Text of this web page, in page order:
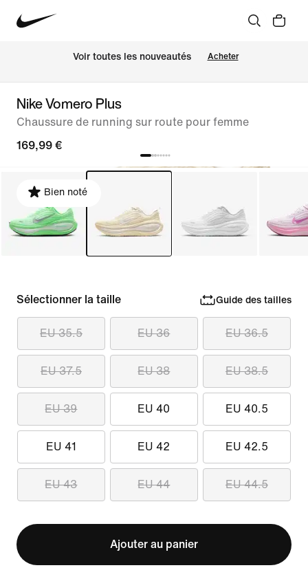
Voir toutes les nouveautés Acheter
Nike Vomero Plus
Chaussure de running sur route pour femme
169,99 €
Bien noté
Sélectionner la taille Guide des tailles
EU 35.5 EU 36 EU 36.5
EU 37.5 EU 38 EU 38.5
EU 39 EU 40 EU 40.5
EU 41 EU 42 EU 42.5
EU 43 EU 44 EU 44.5
Ajouter au panier